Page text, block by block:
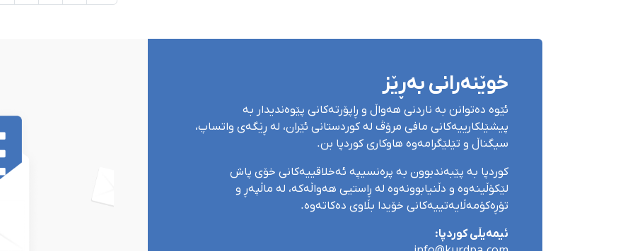
خوێنەرانی بەڕێز
ئێوە دەتوانن بە ناردنی هەواڵ و ڕاپۆرتەکانی پێوەندیدار بە
پیشێلکارییەکانی مافی مرۆڤ لە کوردستانی ئێران، لە ڕێگەی واتساپ،
سیگناڵ و تێلێگرامەوە هاوکاری کوردپا بن.
کوردپا بە پێبەندبوون بە پرەنسیپە ئەخلاقییەکانی خۆی پاش
لێکۆڵینەوە و دڵنیابوونەوە لە ڕاستیی هەواڵەکە، لە ماڵپەڕ و
تۆڕەکۆمەڵایەتییەکانی خۆیدا بڵاوی دەکاتەوە.
ئیمەیڵی کوردپا: